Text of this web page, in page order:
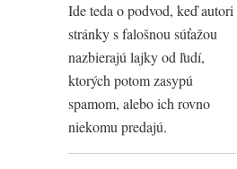
Ide teda o podvod, keď autori
stránky s falošnou súťažou
nazbierajú lajky od ľudí,
ktorých potom zasypú
spamom, alebo ich rovno
niekomu predajú.